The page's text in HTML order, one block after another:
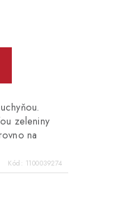
zeleniny
na
Kód: 1100039274